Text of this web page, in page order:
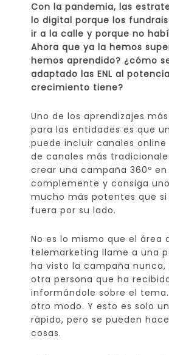
Con la pandemia, las
lo digital porque los
ir a la calle y porque no
Ahora que ya la hemos
hemos aprendido? ¿cómo
adaptado las ENL al
crecimiento tiene?
Uno de los aprendizajes
para las entidades es que
puede incluir canales
de canales más
crear una campaña 360º
complemente y consiga
mucho más potentes que
fuera por su lado.
No es lo mismo que el área
telemarketing llame a una
ha visto la campaña nunca,
otra persona que ha
informándole sobre el
otro modo. Y esto es solo
rápido, pero se pueden
cosas.